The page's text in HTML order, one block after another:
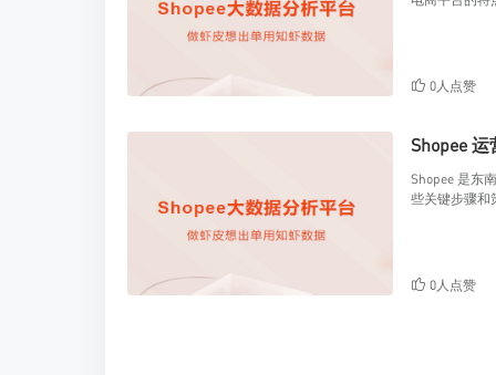
0人点赞
Shopee
Shopee 是东
些关键步骤和
0人点赞